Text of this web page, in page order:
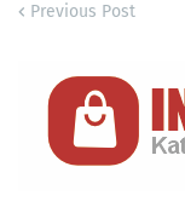
Previous Post